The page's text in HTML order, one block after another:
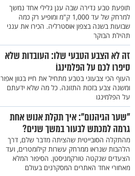
תופעת טבע נדירה שבה ענן גלילי אחד נמשך
למרחק של עד 1,000 ק"מ ומופיע רק כמה
שבועות בשנה בצפון אוסטרליה. הכירו את ענני
תהילת הבוקר
זה לא הצבע הטבעי שלו: העובדות שלא
סיפרו לכם על הפלמינגוֹ
העוף הכי צבעוני בטבע מתחיל את חייו בגוון אפור
ומשנה צבע בזכות התזונה. כל מה שלא ידעתם
על הפלמינגו
"שער הגיהנום": איך תקלת אנוש אחת
גרמה למכתש לבעור במשך שנים?
מהתקלה הסובייטית שהציתה מדבר שלם, דרך
הלהבות שנראו ממרחק עשרות קילומטרים, ועד
הצעדים שנקטה טורקמניסטן. הסיפור המלא
מאחורי אחד האתרים המסקרנים בעולם